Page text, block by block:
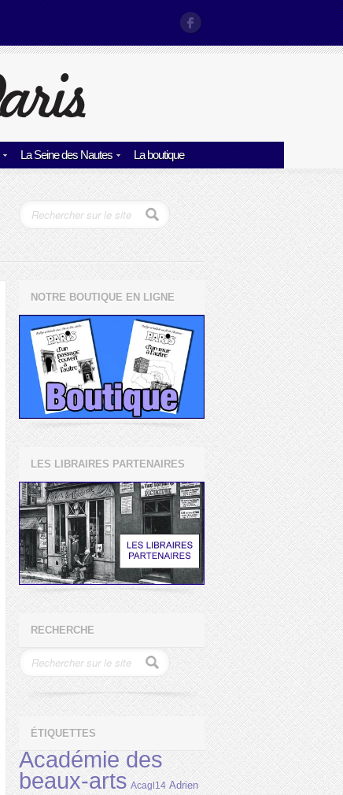
La Seine des Nautes La boutique
NOTRE BOUTIQUE EN LIGNE
LES LIBRAIRES PARTENAIRES
RECHERCHE
ÉTIQUETTES
Académie des
beaux-arts Acagl14 Adrien